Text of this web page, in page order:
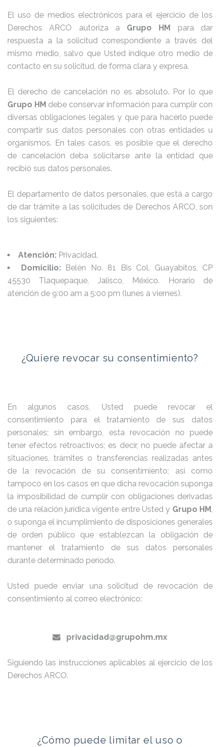
El uso de medios electrónicos para el ejercicio de los
Derechos ARCO autoriza a Grupo HM
para dar
respuesta a la solicitud correspondiente a través del
mismo medio, salvo que Usted indique otro medio de
contacto en su solicitud, de forma clara y expresa.
El derecho de cancelación no es absoluto. Por lo que
Grupo HM debe conservar información para cumplir con
diversas obligaciones legales y que para hacerlo puede
compartir sus datos personales con otras entidades u
organismos. En tales casos, es posible que el derecho
de cancelación deba solicitarse ante la entidad que
recibió sus datos personales.
El departamento de datos personales, que está a cargo
de dar trámite a las solicitudes de Derechos ARCO, son
los siguientes:
Atención: Privacidad.
Domicilio: Belén No. 81 Bis Col. Guayabitos, CP
45530 Tlaquepaque, Jalisco, México. Horario de
atención de 9:00 am a 5:00 pm (lunes a viernes).
¿Quiere revocar su consentimiento?
En algunos casos, Usted puede revocar el
consentimiento para el tratamiento de sus datos
personales; sin embargo, esta revocación no puede
tener efectos retroactivos; es decir, no puede afectar a
situaciones, trámites o transferencias realizadas antes
de la revocación de su consentimiento; así como
tampoco en los casos en que dicha revocación suponga
la imposibilidad de cumplir con obligaciones derivadas
de una relación jurídica vigente entre Usted y Grupo HM ,
o suponga el incumplimiento de disposiciones generales
de orden público que establezcan la obligación de
mantener el tratamiento de sus datos personales
durante determinado período.
Usted puede enviar una solicitud de revocación de
consentimiento al correo electrónico:
privacidad@grupohm.mx
Siguiendo las instrucciones aplicables al ejercicio de los
Derechos ARCO.
¿Cómo puede limitar el uso o